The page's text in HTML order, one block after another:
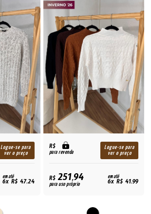
Logue-se para
ver o preço
em até
6x R$ 47,24
R$
para revenda
Logue-se para
ver o preço
R$251,94
para uso próprio
em até
6x R$ 41,99